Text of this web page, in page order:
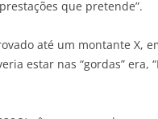
que pretende”.
até um montante X,
estar nas “gordas” era,